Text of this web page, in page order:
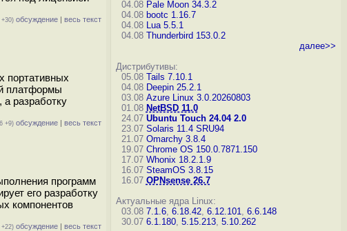
+30) обсуждение | весь текст
портативных
платформы
разработку
+9) обсуждение | весь текст
программ
его разработку
компонентов
+22) обсуждение | весь текст
04.08 Pale Moon 34.3.2
04.08 bootc 1.16.7
04.08 Lua 5.5.1
04.08 Thunderbird 153.0.2
далее>>
Дистрибутивы:
05.08 Tails 7.10.1
04.08 Deepin 25.2.1
03.08 Azure Linux 3.0.20260803
01.08 NetBSD 11.0
24.07 Ubuntu Touch 24.04 2.0
23.07 Solaris 11.4 SRU94
21.07 Omarchy 3.8.4
19.07 Chrome OS 150.0.7871.150
17.07 Whonix 18.2.1.9
16.07 SteamOS 3.8.15
16.07 OPNsense 26.7
Актуальные ядра Linux:
03.08 7.1.6, 6.18.42, 6.12.101, 6.6.148
30.07 6.1.180, 5.15.213, 5.10.262